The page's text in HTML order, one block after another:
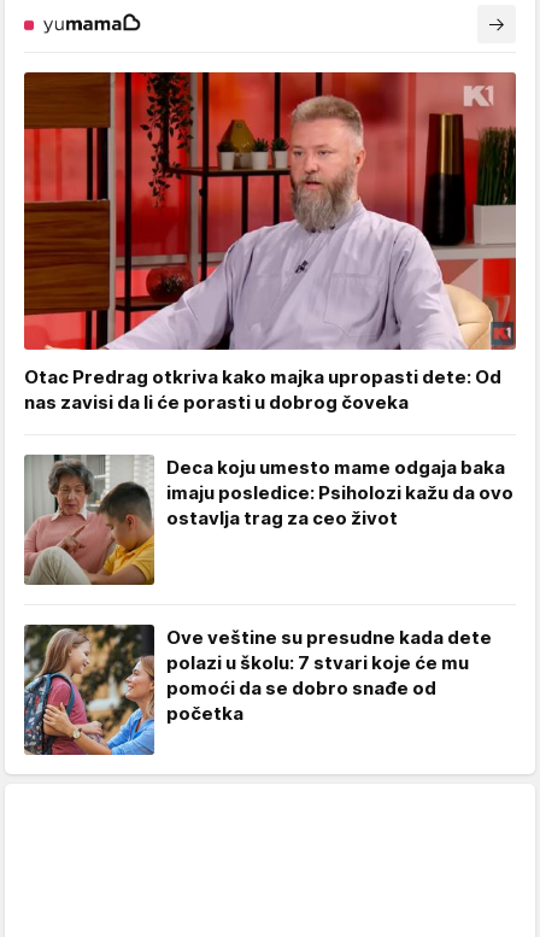
Otac Predrag otkriva kako majka upropasti dete: Od
nas zavisi da li će porasti u dobrog čoveka
Deca koju umesto mame odgaja baka
imaju posledice: Psiholozi kažu da ovo
ostavlja trag za ceo život
Ove veštine su presudne kada dete
polazi u školu: 7 stvari koje će mu
pomoći da se dobro snađe od
početka